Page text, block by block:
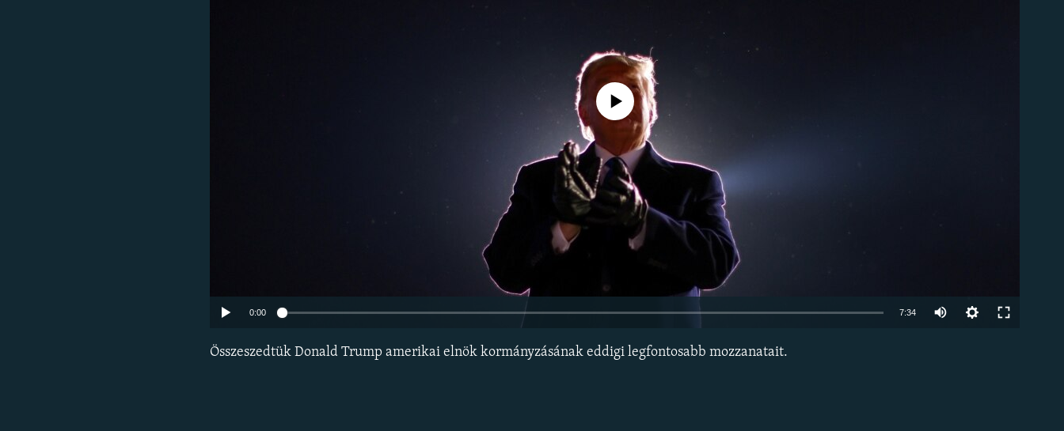
Jelenleg nincs elérhető tartalom
0:00 7:34
Összeszedtük Donald Trump amerikai elnök kormányzásának eddigi legfontosabb mozzanatait.